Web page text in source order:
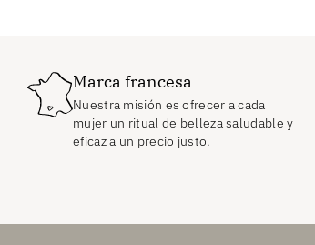
Marca francesa
Nuestra misión es ofrecer a cada
mujer un ritual de belleza saludable y
eficaz a un precio justo.